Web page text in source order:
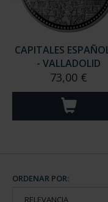
CAPITALES
- VALLADOLID
73,00 €
ORDENAR POR: